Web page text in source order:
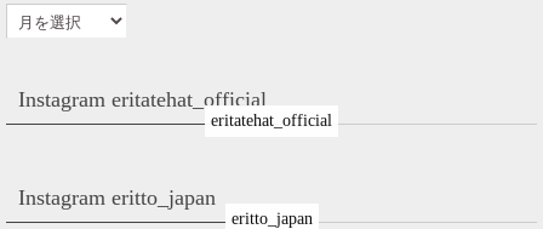
Instagram eritatehat_official
eritatehat_official
Instagram eritto_japan
eritto_japan